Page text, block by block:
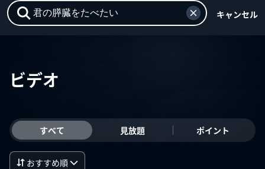
キャンセル
ビデオ
すべて 見放題 ポイント
おすすめ順